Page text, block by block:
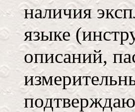
наличия
языке
описаний,